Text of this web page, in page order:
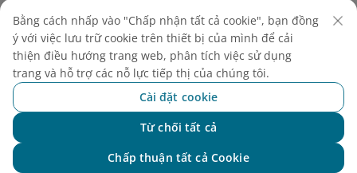
bay Phú Quốc.
Thuận lợi:Sản phẩm được đóng gói chuyên
nghiệp, giá cả được dán nhãn rõ ràng và dễ dàng
mang theo trong những chuyến đi dài.
Các cửa hàng được đề xuất:
Đặc sản Phú Quốc - Long Beach Center
Bằng cách nhấp vào "Chấp nhận tất cả cookie", bạn đồng
ý với việc lưu trữ cookie trên thiết bị của mình để cải
thiện điều hướng trang web, phân tích việc sử dụng
trang và hỗ trợ các nỗ lực tiếp thị của chúng tôi.
Cài đặt cookie
Từ chối tất cả
Chấp thuận tất cả Cookie